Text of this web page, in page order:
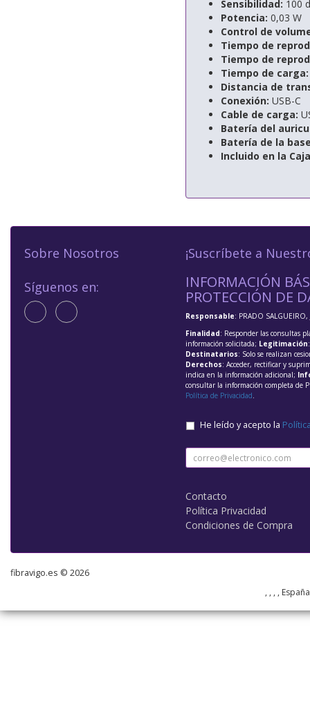
Sensibilidad: 100
Potencia: 0,03 W
Control de
Tiempo de
Tiempo de
Tiempo de carga:
Distancia de
Conexión: USB-C
Cable de carga:
Batería del
Batería de la
Incluido en la
Sobre Nosotros
Síguenos en:
¡Suscríbete a
INFORMACIÓN
PROTECCIÓN DE
Responsable: PRADO SALGUEIRO,
Finalidad: Responder las consultas
información solicitada; Legitimación
Destinatarios: Solo se realizan
Derechos: Acceder, rectificar y
indica en la información adicional;
consultar la información completa de
Política de Privacidad.
He leído y acepto la
Contacto
Política Privacidad
Condiciones de Compra
fibravigo.es © 2026
, , , ,